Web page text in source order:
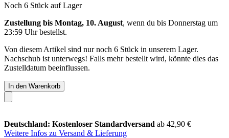
Noch 6 Stück auf Lager
Zustellung bis Montag, 10. August, wenn du bis Donnerstag um
23:59 Uhrbestellst.
Von diesem Artikel sind nur noch 6 Stück in unserem Lager.
Nachschub ist unterwegs! Falls mehr bestellt wird, könnte dies das
Zustelldatum beeinflussen.
In den Warenkorb
Deutschland: Kostenloser Standardversand ab 42,90 €
Weitere Infos zu Versand & Lieferung